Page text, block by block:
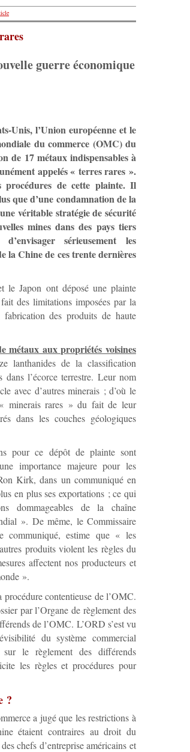
guerre économique
Unis, l’Union européenne et le
du commerce (OMC) du
de 17 métaux indispensables à
appelés « terres rares ».
procédures de cette plainte. Il
que d’une condamnation de la
véritable stratégie de sécurité
mines dans des pays tiers
sérieusement les
la Chine de ces trente dernières
le Japon ont déposé une plainte
des limitations imposées par la
des produits de haute
métaux aux propriétés voisines
lanthanides de la classification
dans l’écorce terrestre. Leur nom
avec d’autres minerais ; d’où le
minerais rares » du fait de leur
dans les couches géologiques
pour ce dépôt de plainte sont
importance majeure pour les
Kirk, dans un communiqué en
en plus ses exportations ; ce qui
dommageables de la chaîne
». De même, le Commissaire
communiqué, estime que « les
produits violent les règles du
affectent nos producteurs et
».
procédure contentieuse de l’OMC.
par l’Organe de règlement des
de l’OMC. L’ORD s’est vu
du système commercial
le règlement des différends
les règles et procédures pour
?
a jugé que les restrictions à
étaient contraires au droit du
chefs d’entreprise américains et